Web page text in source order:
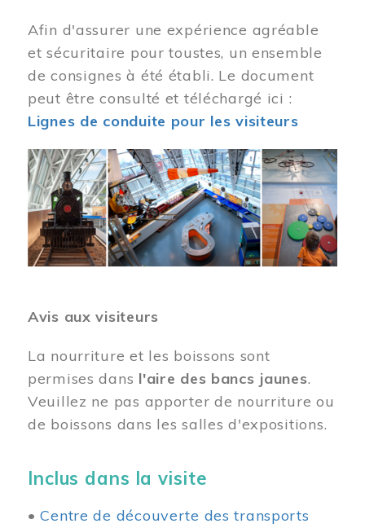
Afin d'assurer une expérience agréable
et sécuritaire pour toustes, un ensemble
de consignes à été établi. Le document
peut être consulté et téléchargé ici :
Lignes de conduite pour les visiteurs
Image
Avis aux visiteurs
La nourriture et les boissons sont
permises dans l'aire des bancs jaunes.
Veuillez ne pas apporter de nourriture ou
de boissons dans les salles d'expositions.
Inclus dans la visite
•Centre de découverte des transports